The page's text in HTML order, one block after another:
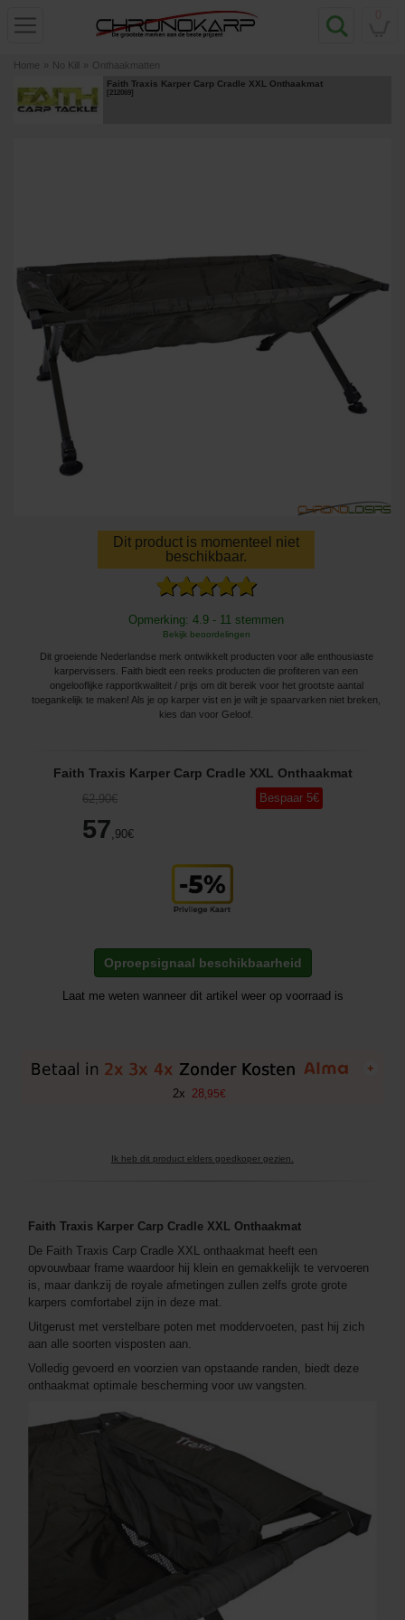
Home » No Kill » Onthaakmatten
Faith Traxis Karper Carp Cradle XXL Onthaakmat
[212069]
Dit product is momenteel niet
beschikbaar.
Opmerking: 4.9 - 11 stemmen
Bekijk beoordelingen
Dit groeiende Nederlandse merk ontwikkelt producten voor alle enthousiaste
karpervissers. Faith biedt een reeks producten die profiteren van een
ongelooflijke rapportkwaliteit / prijs om dit bereik voor het grootste aantal
toegankelijk te maken! Als je op karper vist en je wilt je spaarvarken niet breken,
kies dan voor Geloof.
Faith Traxis Karper Carp Cradle XXL Onthaakmat
62,90€
57,90€
Bespaar 5€
Oproepsignaal beschikbaarheid
Laat me weten wanneer dit artikel weer op voorraad is
+
2x 28,95€
Ik heb dit product elders goedkoper gezien.
Faith Traxis Karper Carp Cradle XXL Onthaakmat
De Faith Traxis Carp Cradle XXL onthaakmat heeft een
opvouwbaar frame waardoor hij klein en gemakkelijk te vervoeren
is, maar dankzij de royale afmetingen zullen zelfs grote grote
karpers comfortabel zijn in deze mat.
Uitgerust met verstelbare poten met moddervoeten, past hij zich
aan alle soorten visposten aan.
Volledig gevoerd en voorzien van opstaande randen, biedt deze
onthaakmat optimale bescherming voor uw vangsten.